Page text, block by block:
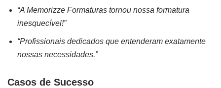
“A Memorizze Formaturas tornou nossa formatura
inesquecível!”
“Profissionais dedicados que entenderam exatamente
nossas necessidades.”
Casos de Sucesso